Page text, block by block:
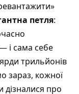
петля:
і сама себе
трильйонів
зараз, кожної
дізналися про